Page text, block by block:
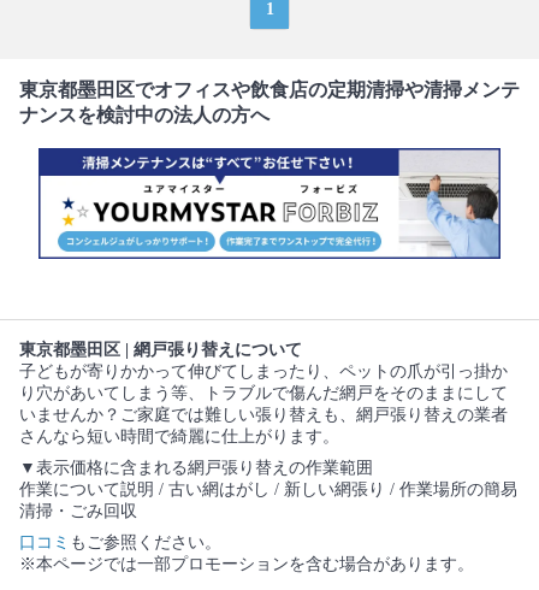
1
東京都墨田区でオフィスや飲食店の定期清掃や清掃メンテ
ナンスを検討中の法人の方へ
東京都墨田区 | 網戸張り替えについて
子どもが寄りかかって伸びてしまったり、ペットの爪が引っ掛か
り穴があいてしまう等、トラブルで傷んだ網戸をそのままにして
いませんか？ご家庭では難しい張り替えも、網戸張り替えの業者
さんなら短い時間で綺麗に仕上がります。
▼表示価格に含まれる網戸張り替えの作業範囲
作業について説明 / 古い網はがし / 新しい網張り / 作業場所の簡易
清掃・ごみ回収
口コミ もご参照ください。
※本ページでは一部プロモーションを含む場合があります。